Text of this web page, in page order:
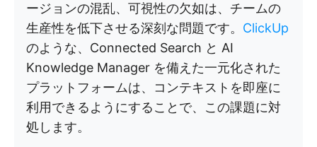
ージョンの混乱、可視性の欠如は、チームの
生産性を低下させる深刻な問題です。 ClickUp
のような、Connected Search と AI
Knowledge Manager を備えた一元化された
プラットフォームは、コンテキストを即座に
利用できるようにすることで、この課題に対
処します。